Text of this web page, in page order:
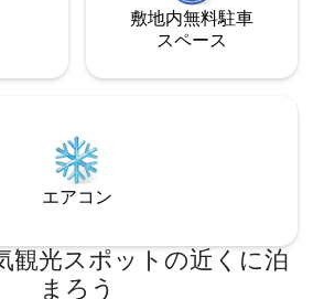
敷地内無料駐⁠車
ス⁠ペ⁠ー⁠ス
エアコン
観光スポットの近くに泊
まろう